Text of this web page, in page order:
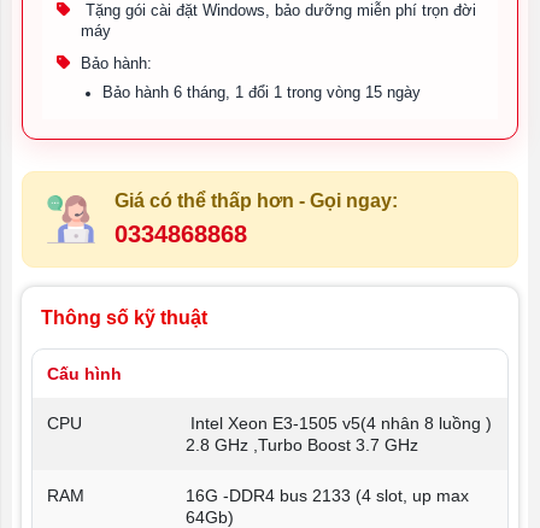
Tặng gói cài đặt Windows, bảo dưỡng miễn phí trọn đời
máy
Bảo hành:
Bảo hành 6 tháng, 1 đổi 1 trong vòng 15 ngày
Giá có thể thấp hơn - Gọi ngay:
0334868868
Thông số kỹ thuật
Cấu hình
CPU
Intel Xeon E3-1505 v5(4 nhân 8 luồng )
2.8 GHz ,Turbo Boost 3.7 GHz
RAM
16G -DDR4 bus 2133 (4 slot, up max
64Gb)